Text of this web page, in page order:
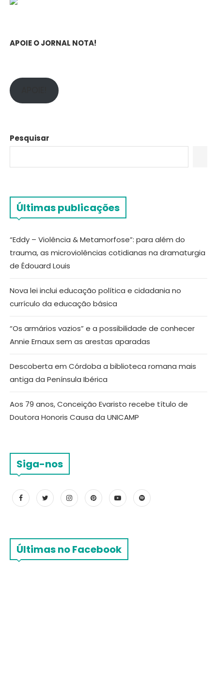
APOIE O JORNAL NOTA!
Pesquisar
Últimas publicações
“Eddy – Violência & Metamorfose”: para além do
trauma, as microviolências cotidianas na dramaturgia
de Édouard Louis
Nova lei inclui educação política e cidadania no
currículo da educação básica
“Os armários vazios” e a possibilidade de conhecer
Annie Ernaux sem as arestas aparadas
Descoberta em Córdoba a biblioteca romana mais
antiga da Península Ibérica
Aos 79 anos, Conceição Evaristo recebe título de
Doutora Honoris Causa da UNICAMP
Siga-nos
Últimas no Facebook